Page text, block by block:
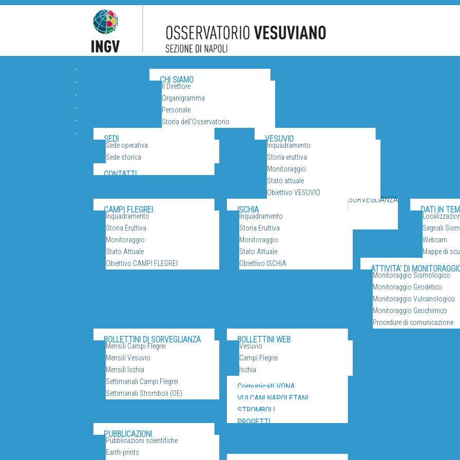
CHI SIAMO
Il Direttore
Organigramma
Personale
Storia dell'Osservatorio
SEDI
Sede operativa
Sede storica
CONTATTI
VULCANI
VESUVIO
Inquadramento
Storia eruttiva
Monitoraggio
Stato attuale
Obiettivo VESUVIO
CAMPI FLEGREI
Inquadramento
Storia Eruttiva
Monitoraggio
Stato Attuale
Obiettivo CAMPI FLEGREI
ISCHIA
Inquadramento
Storia Eruttiva
Monitoraggio
Stato Attuale
Obiettivo ISCHIA
SORVEGLIANZA
DATI IN
Segnali
Webcam
Mappe di
ATTIVITA' DI
Monitoraggio Sismologico
Monitoraggio Geodetico
Monitoraggio Vulcanologico
Monitoraggio Geochimico
Procedure di comunicazione
BOLLETTINI DI SORVEGLIANZA
Mensili Campi Flegrei
Mensili Vesuvio
Mensili Ischia
Settimanali Campi Flegrei
Settimanali Stromboli (OE)
BOLLETTINI WEB
Vesuvio
Campi Flegrei
Ischia
Comunicati VONA
RICERCA
VULCANI NAPOLETANI
STROMBOLI
PROGETTI
PUBBLICAZIONI
Pubblicazioni scientifiche
Earth-prints
SERVIZI E RISORSE